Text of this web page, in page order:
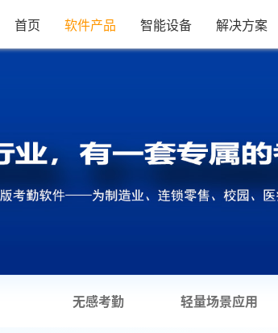
首页 软件产品 智能设备 解决方案
无感考勤 轻量场景应用